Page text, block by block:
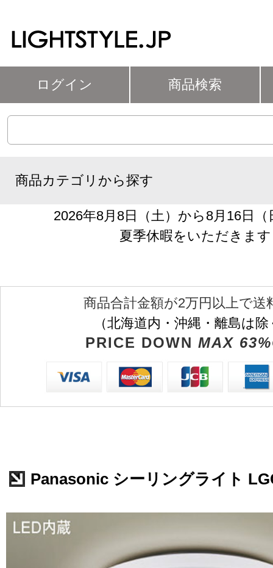
ログイン 商品検索
商品カテゴリから探す
2026年8月8日（土）から8月16日
夏季休暇をいただきます
商品合計金額が2万円以上で送
（北海道内・沖縄・離島は
PRICE DOWN MAX
Panasonic シーリングライト